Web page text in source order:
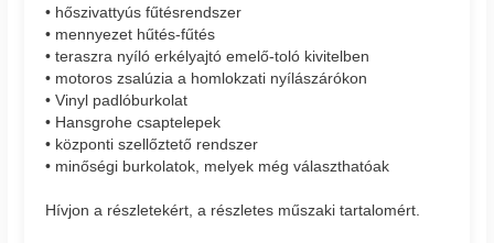
• hőszivattyús fűtésrendszer
• mennyezet hűtés-fűtés
• teraszra nyíló erkélyajtó emelő-toló kivitelben
• motoros zsalúzia a homlokzati nyílászárókon
• Vinyl padlóburkolat
• Hansgrohe csaptelepek
• központi szellőztető rendszer
• minőségi burkolatok, melyek még választhatóak
Hívjon a részletekért, a részletes műszaki tartalomért.